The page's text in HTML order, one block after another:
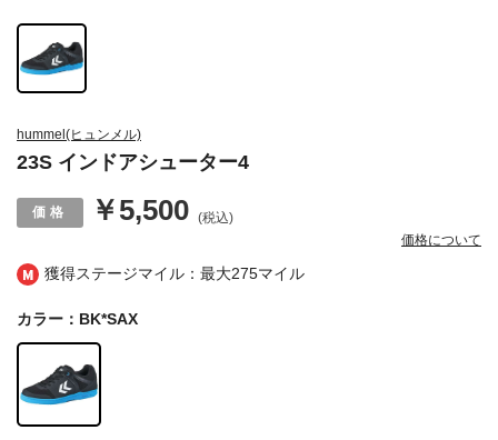
獲得ステージマイル：最大275マイル
hummel(ヒュンメル)
23S インドアシューター4
￥5,500 (税込)
価格について
カラー：BK*SAX